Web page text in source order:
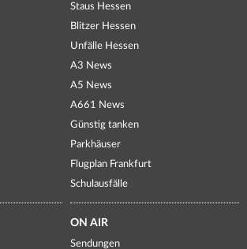
Staus Hessen
Blitzer Hessen
Unfälle Hessen
A3 News
A5 News
A661 News
Günstig tanken
Parkhäuser
Flugplan Frankfurt
Schulausfälle
ON AIR
Sendungen